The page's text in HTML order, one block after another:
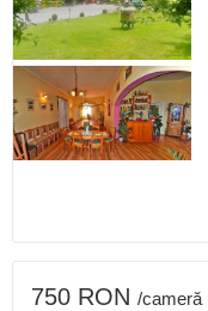
750 RON /cameră